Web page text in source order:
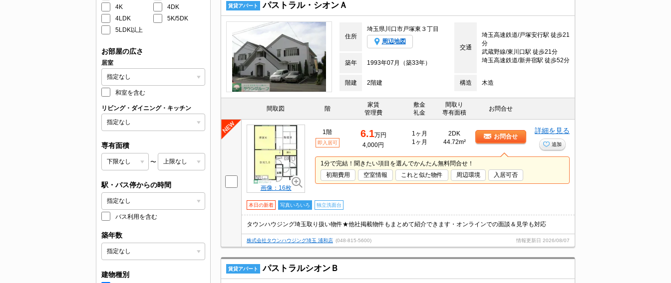
4K
4DK
4LDK
5K/5DK
5LDK以上
お部屋の広さ
居室
和室を含む
リビング・ダイニング・キッチン
専有面積
〜
駅・バス停からの時間
バス利用を含む
築年数
建物種別
賃貸アパート パストラル・シオンＡ
住所
埼玉県川口市戸塚東３丁目
周辺地図
交通
埼玉高速鉄道/戸塚安行駅 徒歩21
分
武蔵野線/東川口駅 徒歩21分
埼玉高速鉄道/新井宿駅 徒歩52分
築年 1993年07月（築33年）
階建 2階建 構造 木造
間取図 階
家賃
管理費
敷金
礼金
間取り
専有面積
お問合せ
画像：16枚
1階
即入居可
6.1万円
4,000円
1ヶ月
1ヶ月
2DK
44.72m²
お問合せ
詳細を見る
追加
1分で完結！聞きたい項目を選んでかんたん無料問合せ！
初期費用
空室情報 これと似た物件 周辺環境 入居可否
本日の新着 写真いろいろ 独立洗面台
タウンハウジング埼玉取り扱い物件★他社掲載物件もまとめて紹介できます・オンラインでの面談＆見学も対応
株式会社タウンハウジング埼玉 浦和店 (048-815-5600) 情報更新日 2026/08/07
賃貸アパート パストラルシオンＢ